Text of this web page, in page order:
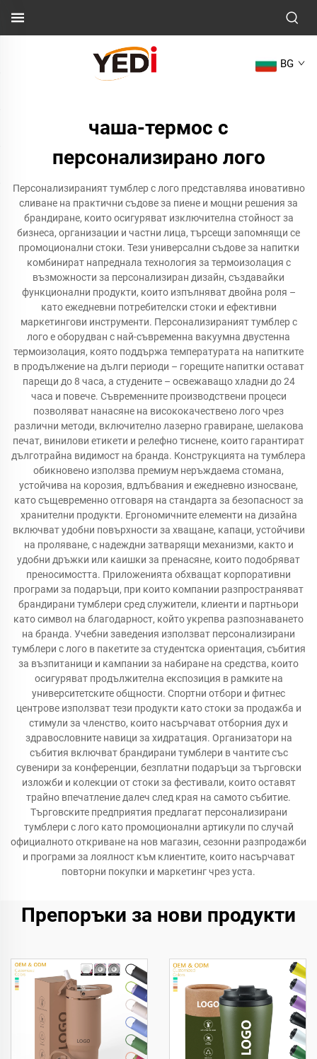
BG
чаша-термос с
персонализирано лого
Персонализираният тумблер с лого представлява иновативно
сливане на практични съдове за пиене и мощни решения за
брандиране, които осигуряват изключителна стойност за
бизнеса, организации и частни лица, търсещи запомнящи се
промоционални стоки. Тези универсални съдове за напитки
комбинират напреднала технология за термоизолация с
възможности за персонализиран дизайн, създавайки
функционални продукти, които изпълняват двойна роля –
като ежедневни потребителски стоки и ефективни
маркетингови инструменти. Персонализираният тумблер с
лого е оборудван с най-съвременна вакуумна двустенна
термоизолация, която поддържа температурата на напитките
в продължение на дълги периоди – горещите напитки остават
парещи до 8 часа, а студените – освежаващо хладни до 24
часа и повече. Съвременните производствени процеси
позволяват нанасяне на висококачествено лого чрез
различни методи, включително лазерно гравиране, шелакова
печат, винилови етикети и релефно тиснене, които гарантират
дълготрайна видимост на бранда. Конструкцията на тумблера
обикновено използва премиум неръждаема стомана,
устойчива на корозия, вдлъбвания и ежедневно износване,
като същевременно отговаря на стандарта за безопасност за
хранителни продукти. Ергономичните елементи на дизайна
включват удобни повърхности за хващане, капаци, устойчиви
на проляване, с надеждни затварящи механизми, както и
удобни дръжки или каишки за пренасяне, които подобряват
преносимостта. Приложенията обхващат корпоративни
програми за подаръци, при които компании разпространяват
брандирани тумблери сред служители, клиенти и партньори
като символ на благодарност, който укрепва разпознаването
на бранда. Учебни заведения използват персонализирани
тумблери с лого в пакетите за студентска ориентация, събития
за възпитаници и кампании за набиране на средства, които
осигуряват продължителна експозиция в рамките на
университетските общности. Спортни отбори и фитнес
центрове използват тези продукти като стоки за продажба и
стимули за членство, които насърчават отборния дух и
здравословните навици за хидратация. Организатори на
събития включват брандирани тумблери в чантите със
сувенири за конференции, безплатни подаръци за търговски
изложби и колекции от стоки за фестивали, които оставят
трайно впечатление далеч след края на самото събитие.
Търговските предприятия предлагат персонализирани
тумблери с лого като промоционални артикули по случай
официалното откриване на нов магазин, сезонни разпродажби
и програми за лоялност към клиентите, които насърчават
повторни покупки и маркетинг чрез уста.
Препоръки за нови продукти